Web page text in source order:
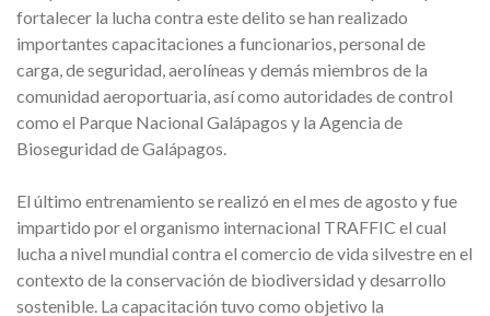
fortalecer la lucha contra este delito se han realizado
importantes capacitaciones a funcionarios, personal de
carga, de seguridad, aerolíneas y demás miembros de la
comunidad aeroportuaria, así como autoridades de control
como el Parque Nacional Galápagos y la Agencia de
Bioseguridad de Galápagos.
El último entrenamiento se realizó en el mes de agosto y fue
impartido por el organismo internacional TRAFFIC el cual
lucha a nivel mundial contra el comercio de vida silvestre en el
contexto de la conservación de biodiversidad y desarrollo
sostenible. La capacitación tuvo como objetivo la